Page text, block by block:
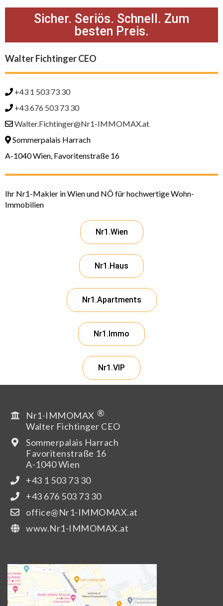
Sicher. Seriös. Schnell. Zum
besten Preis.
Walter Fichtinger CEO
+43 1 503 73 30
+43 676 503 73 30
Walter.Fichtinger@Nr1-IMMOMAX.at
Sommerpalais Harrach
A-1040 Wien, Favoritenstraße 16
Ihr Nr1-Makler in Wien und NÖ für hochwertige Wohn-
Immobilien
Nr1.Wien
Nr1.Haus
Nr1.Apartments
Nr1.Immo
Nr1.VIP
Nr1-IMMOMAX ®
Walter Fichtinger CEO
Sommerpalais Harrach
Favoritenstraße 16
A-1040 Wien
+43 1 503 73 30
+43 676 503 73 30
office@Nr1-IMMOMAX.at
www.Nr1-IMMOMAX.at